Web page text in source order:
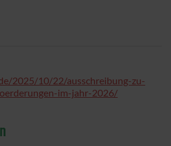
2025/10/22/ausschreibung-zu-
im-jahr-2026/